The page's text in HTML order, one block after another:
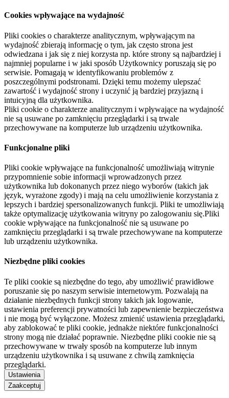
Cookies wpływające na wydajność
Pliki cookies o charakterze analitycznym, wpływającym na
wydajność zbierają informację o tym, jak często strona jest
odwiedzana i jak się z niej korzysta np. które strony są najbardziej i
najmniej popularne i w jaki sposób Użytkownicy poruszają się po
serwisie. Pomagają w identyfikowaniu problemów z
poszczególnymi podstronami. Dzięki temu możemy ulepszać
zawartość i wydajność strony i uczynić ją bardziej przyjazną i
intuicyjną dla użytkownika.
Pliki cookie o charakterze analitycznym i wpływające na wydajność
nie są usuwane po zamknięciu przeglądarki i są trwale
przechowywane na komputerze lub urządzeniu użytkownika.
Funkcjonalne pliki
Pliki cookie wpływające na funkcjonalność umożliwiają witrynie
przypomnienie sobie informacji wprowadzonych przez
użytkownika lub dokonanych przez niego wyborów (takich jak
język, wyrażone zgody) i mają na celu umożliwienie korzystania z
lepszych i bardziej spersonalizowanych funkcji. Pliki te umożliwiają
także optymalizację użytkowania witryny po zalogowaniu się.Pliki
cookie wpływające na funkcjonalność nie są usuwane po
zamknięciu przeglądarki i są trwale przechowywane na komputerze
lub urządzeniu użytkownika.
Niezbędne pliki cookies
Te pliki cookie są niezbędne do tego, aby umożliwić prawidłowe
poruszanie się po naszym serwisie internetowym. Pozwalają na
działanie niezbędnych funkcji strony takich jak logowanie,
ustawienia preferencji prywatności lub zapewnienie bezpieczeństwa
i nie mogą być wyłączone. Możesz zmienić ustawienia przeglądarki,
aby zablokować te pliki cookie, jednakże niektóre funkcjonalności
strony mogą nie działać poprawnie. Niezbędne pliki cookie nie są
przechowywane w trwały sposób na komputerze lub innym
urządzeniu użytkownika i są usuwane z chwilą zamknięcia
przeglądarki.
Ustawienia
Zaakceptuj